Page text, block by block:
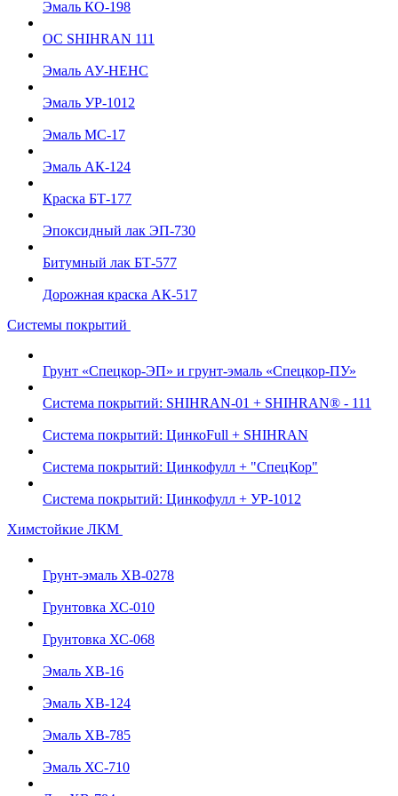
Эмаль КО-198
ОС SHIHRAN 111
Эмаль АУ-НЕНС
Эмаль УР-1012
Эмаль МС-17
Эмаль АК-124
Краска БТ-177
Эпоксидный лак ЭП-730
Битумный лак БТ-577
Дорожная краска АК-517
Системы покрытий
Грунт «Спецкор-ЭП» и грунт-эмаль «Спецкор-ПУ»
Система покрытий: SHIHRAN-01 + SHIHRAN® - 111
Система покрытий: ЦинкоFull + SHIHRAN
Система покрытий: Цинкофулл + "СпецКор"
Система покрытий: Цинкофулл + УР-1012
Химстойкие ЛКМ
Грунт-эмаль ХВ-0278
Грунтовка ХС-010
Грунтовка ХС-068
Эмаль ХВ-16
Эмаль ХВ-124
Эмаль ХВ-785
Эмаль ХС-710